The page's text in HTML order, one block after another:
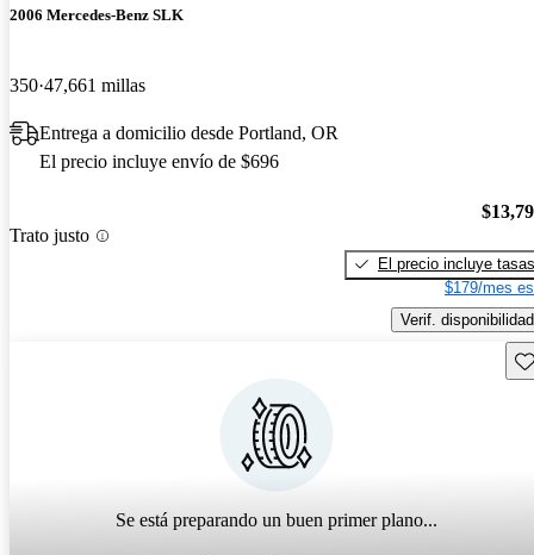
2006 Mercedes-Benz SLK
350 47,661 millas
Entrega a domicilio desde Portland, OR
El precio incluye envío de $696
Trato justo
El precio incluye tasas
$179/mes
Verif. disponibilidad
Se está preparando un buen primer plano...